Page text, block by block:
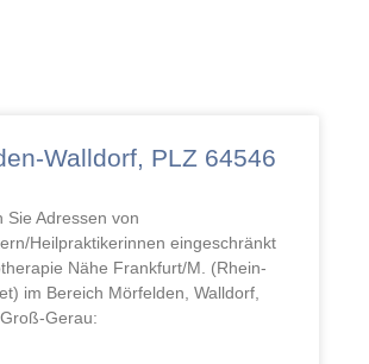
Walldorf, PLZ 64546
Sie Adressen von
Heilpraktikerinnen eingeschränkt
Nähe Frankfurt/M. (Rhein-
im Bereich Mörfelden, Walldorf,
Gerau: